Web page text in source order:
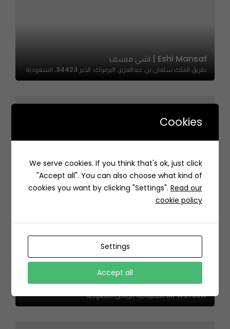
Eshi Mansaf | اشي منسف
طريق الملك سلمان بن عبدالعزيز، اليرموك، الخبر 34423، السعودية
The Breakfast Club | بريك فاست كلوب
8506 King Faisal Road, Al Rawabi, Al Khobar
34421 3272, Saudi Arabia
AlSaudi – المطعم السعودي
MPW3+86W السليمانية، الرياض السعودية
Cookies
We serve cookies. If you think that's ok, just click
"Accept all". You can also choose what kind of
cookies you want by clicking "Settings". Read our
cookie policy
Settings
Accept all